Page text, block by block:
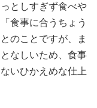
としすぎず食べや
食事に合うちょう
のことですが、ま
なしいため、食事
いひかえめな仕上